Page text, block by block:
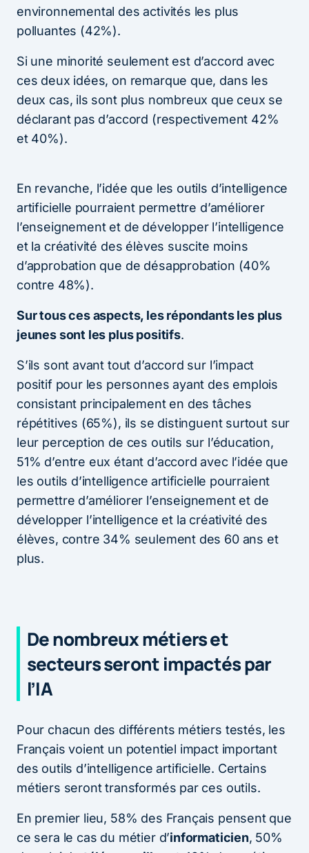
environnemental des activités les plus
polluantes (42%).
Si une minorité seulement est d’accord avec
ces deux idées, on remarque que, dans les
deux cas, ils sont plus nombreux que ceux se
déclarant pas d’accord (respectivement 42%
et 40%).
En revanche, l’idée que les outils d’intelligence
artificielle pourraient permettre d’améliorer
l’enseignement et de développer l’intelligence
et la créativité des élèves suscite moins
d’approbation que de désapprobation (40%
contre 48%).
Sur tous ces aspects, les répondants les plus
jeunes sont les plus positifs.
S’ils sont avant tout d’accord sur l’impact
positif pour les personnes ayant des emplois
consistant principalement en des tâches
répétitives (65%), ils se distinguent surtout sur
leur perception de ces outils sur l’éducation,
51% d’entre eux étant d’accord avec l’idée que
les outils d’intelligence artificielle pourraient
permettre d’améliorer l’enseignement et de
développer l’intelligence et la créativité des
élèves, contre 34% seulement des 60 ans et
plus.
De nombreux métiers et
secteurs seront impactés par
l’IA
Pour chacun des différents métiers testés, les
Français voient un potentiel impact important
des outils d’intelligence artificielle. Certains
métiers seront transformés par ces outils.
En premier lieu, 58% des Français pensent que
ce sera le cas du métier d’informaticien, 50%